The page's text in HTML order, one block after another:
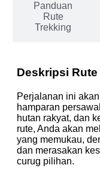
Panduan
Rute
Trekking
Deskripsi Rute
Perjalanan ini
hamparan
hutan rakyat, dan
rute, Anda akan
yang memukau,
dan merasakan
curug pilihan.